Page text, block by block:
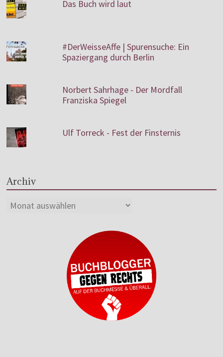
Das Buch wird laut
#DerWeisseAffe | Spurensuche: Ein
Spaziergang durch Berlin
Norbert Sahrhage - Der Mordfall
Franziska Spiegel
Ulf Torreck - Fest der Finsternis
Archiv